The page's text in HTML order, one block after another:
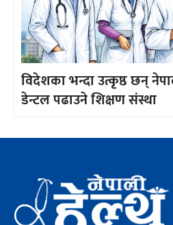
विदेशका भन्दा उत्कृष्ठ छन्
डेन्टल पढाउने शिक्षण संस्था